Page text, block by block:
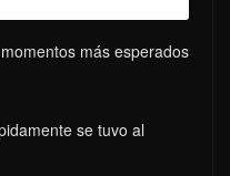
más esperados
se tuvo al